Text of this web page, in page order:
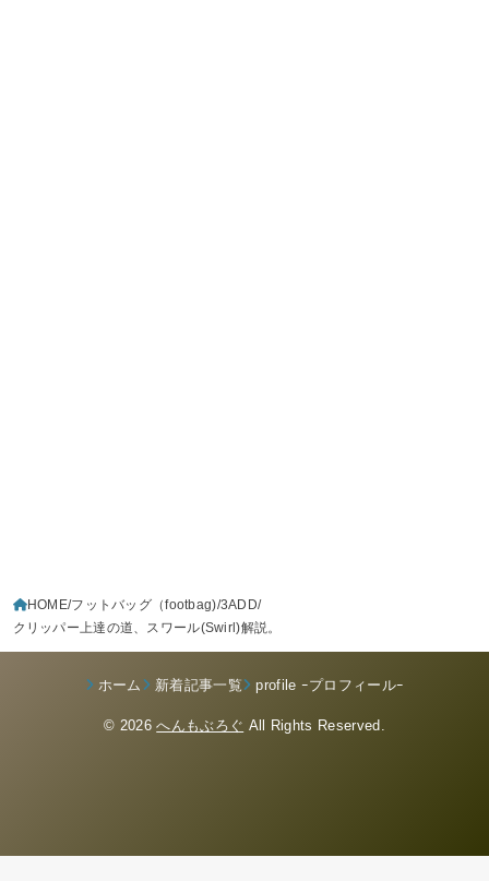
HOME フットバッグ（footbag) 3ADD
クリッパー上達の道、スワール(Swirl)解説。
ホーム 新着記事一覧 profile ｰプロフィールｰ
© 2026へんもぶろぐ All Rights Reserved.